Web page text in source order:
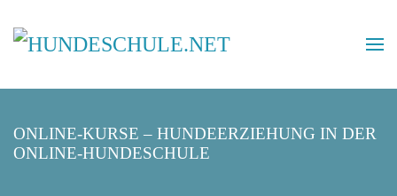
ONLINE-KURSE – HUNDEERZIEHUNG IN DER
ONLINE-HUNDESCHULE